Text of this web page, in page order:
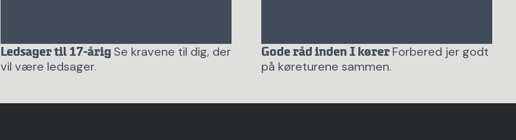
Ledsager til 17-årig Se kravene til dig, der
vil være ledsager.
Gode råd inden I kører Forbered jer godt
på køreturene sammen.